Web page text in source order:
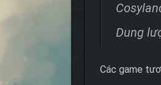
Dung
Các game